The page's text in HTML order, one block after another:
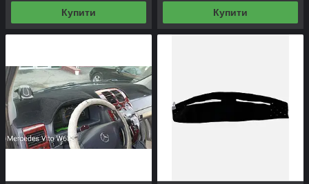
Купити Купити